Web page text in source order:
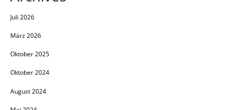
Juli 2026
März 2026
Oktober 2025
Oktober 2024
August 2024